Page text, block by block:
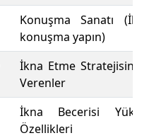
Konuşma Sanatı
konuşma yapın)
İkna Etme Stratejisinde
Verenler
İkna Becerisi Yüksek
Özellikleri